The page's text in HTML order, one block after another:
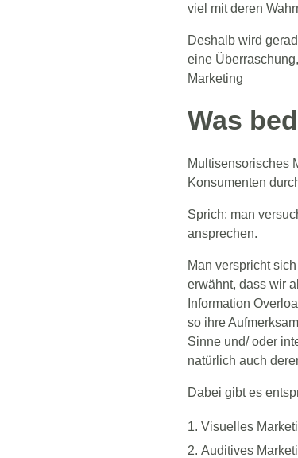
viel mit deren
Deshalb wird
eine
Marketing
Was
Multisensorisches
Konsumenten
Sprich: man
ansprechen.
Man verspricht
erwähnt, dass wir
Information
so ihre
Sinne und/ oder
natürlich auch
Dabei gibt es
Visuelles
Auditives